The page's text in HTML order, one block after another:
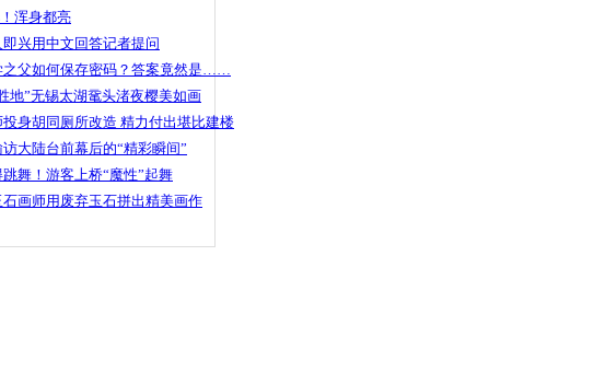
浑身都亮
兴用中文回答记者提问
之父如何保存密码？答案竟然是……
地”无锡太湖鼋头渚夜樱美如画
身胡同厕所改造 精力付出堪比建楼
大陆台前幕后的“精彩瞬间”
舞！游客上桥“魔性”起舞
画师用废弃玉石拼出精美画作